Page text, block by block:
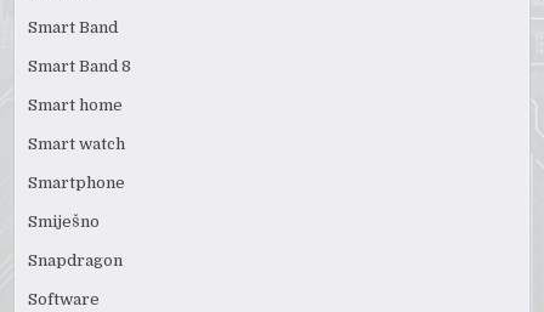
Smart Band
Smart Band 8
Smart home
Smart watch
Smartphone
Smiješno
Snapdragon
Software